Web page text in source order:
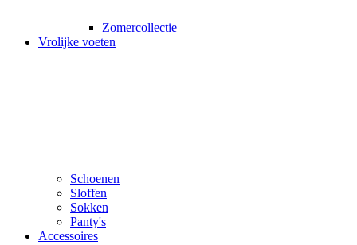
Zomercollectie
Vrolijke voeten
Schoenen
Sloffen
Sokken
Panty's
Accessoires